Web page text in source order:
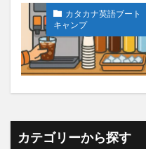
カタカナ英語ブート
キャンプ
カテゴリーから探す